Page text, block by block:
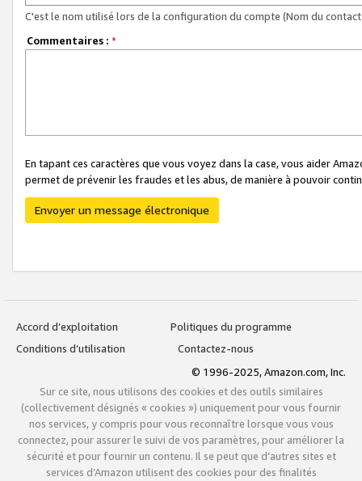
C'est le nom utilisé lors de la configuration du compte (Nom du
Commentaires : *
En tapant ces caractères que vous voyez dans la case, vous aider
permet de prévenir les fraudes et les abus, de manière à pouvoir
Envoyer un message électronique
Accord d’exploitation
Politiques du programme
Conditions d’utilisation
Contactez-nous
© 1996-2025, Amazon.com, Inc.
Sur ce site, nous utilisons des cookies et des outils similaires
(collectivement désignés « cookies ») uniquement pour vous fournir
nos services, y compris pour vous reconnaître lorsque vous vous
connectez, pour assurer le suivi de vos paramètres, pour améliorer la
sécurité et pour fournir un contenu. Il se peut que d’autres sites et
services d’Amazon utilisent des cookies pour des finalités